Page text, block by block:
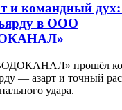
и командный
в ООО
прошёл
— азарт и точный
удара.